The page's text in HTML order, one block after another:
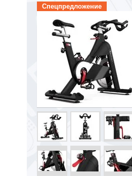
Спецпредложение